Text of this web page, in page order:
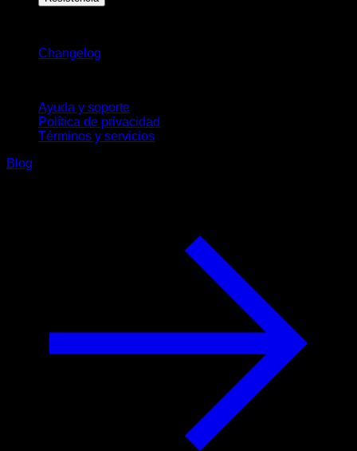
Changelog
Ayuda y soporte
Política de privacidad
Términos y servicios
Blog